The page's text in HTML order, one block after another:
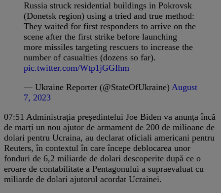
Russia struck residential buildings in Pokrovsk
(Donetsk region) using a tried and true method:
They waited for first responders to arrive on the
scene after the first strike before launching
more missiles targeting rescuers to increase the
number of casualties (dozens so far).
pic.twitter.com/Wtp1jGGIhm
— Ukraine Reporter (@StateOfUkraine) August
7, 2023
07:51 Administrația președintelui Joe Biden va anunța încă
de marți un nou ajutor de armament de 200 de milioane de
dolari pentru Ucraina, au declarat oficiali americani pentru
Reuters, în contextul în care începe deblocarea unor
fonduri de 6,2 miliarde de dolari descoperite după ce o
eroare de contabilitate a Pentagonului a supraevaluat cu
miliarde de dolari ajutorul acordat Ucrainei.